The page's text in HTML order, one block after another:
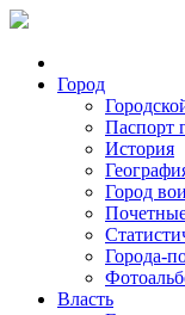
Город
Паспорт
История
Город
Города-
Власть